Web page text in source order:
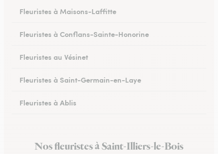
Fleuristes à Maisons-Laffitte
Fleuristes à Conflans-Sainte-Honorine
Fleuristes au Vésinet
Fleuristes à Saint-Germain-en-Laye
Fleuristes à Ablis
Fleuristes à Villepreux
Nos fleuristes à Saint-Illiers-le-Bois